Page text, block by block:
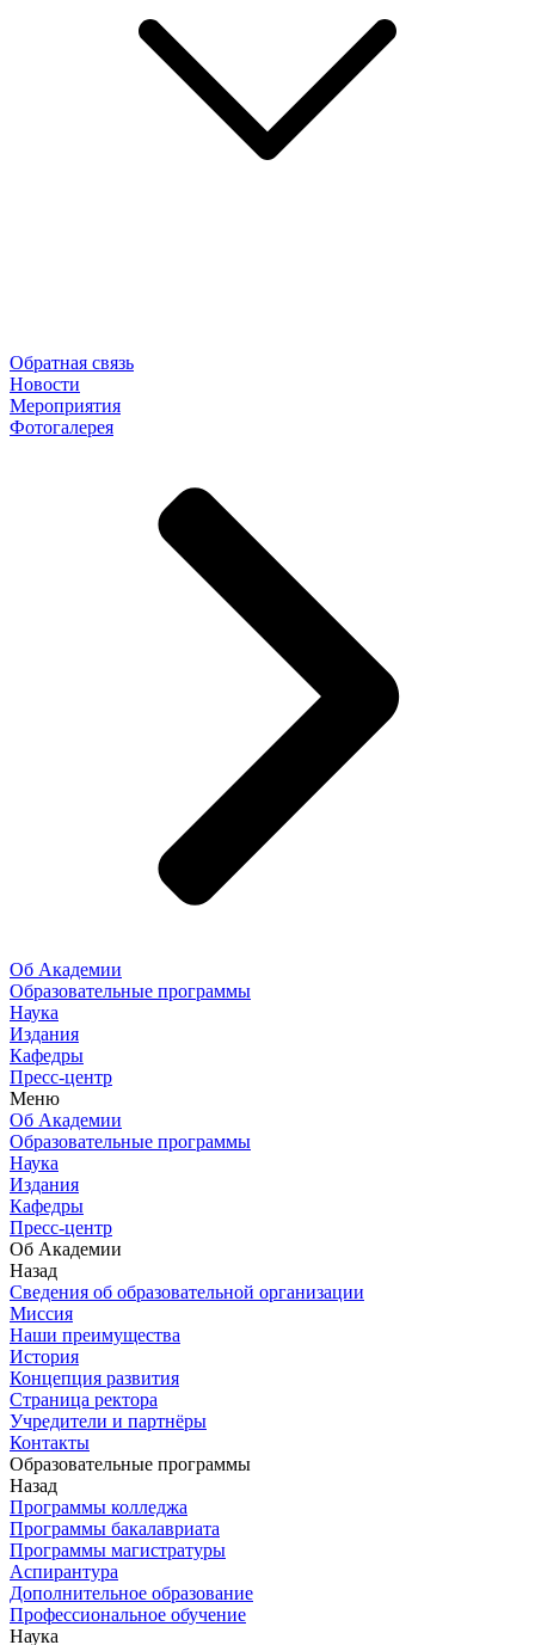
Обратная связь
Новости
Мероприятия
Фотогалерея
Об Академии
Образовательные программы
Наука
Издания
Кафедры
Пресс-центр
Меню
Об Академии
Образовательные программы
Наука
Издания
Кафедры
Пресс-центр
Об Академии
Назад
Сведения об образовательной организации
Миссия
Наши преимущества
История
Концепция развития
Страница ректора
Учредители и партнёры
Контакты
Образовательные программы
Назад
Программы колледжа
Программы бакалавриата
Программы магистратуры
Аспирантура
Дополнительное образование
Профессиональное обучение
Наука